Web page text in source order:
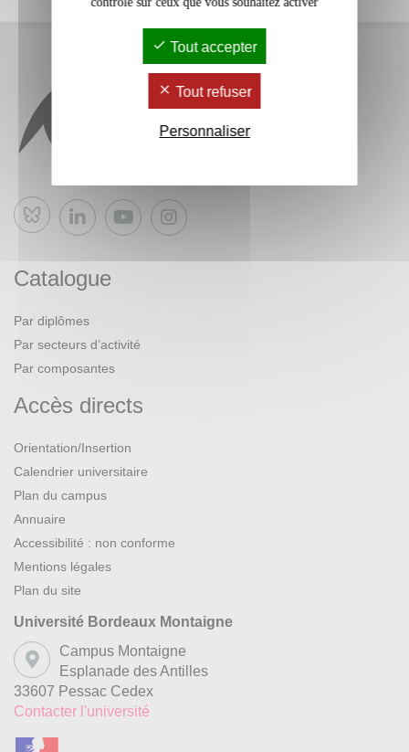
Bluesky
Catalogue
Par diplômes
Par secteurs d’activité
Par composantes
Accès directs
Orientation/Insertion
Calendrier universitaire
Plan du campus
Annuaire
Accessibilité : non conforme
Mentions légales
Plan du site
Université Bordeaux Montaigne
Campus Montaigne
Esplanade des Antilles
33607 Pessac Cedex
Contacter l'université
Tout accepter
Tout refuser
Personnaliser